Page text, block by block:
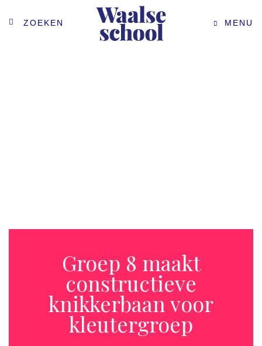
ZOEKEN MENU
Groep 8 maakt
constructieve
knikkerbaan voor
kleutergroep